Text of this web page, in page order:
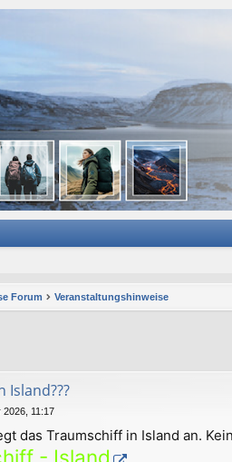
Forum Veranstaltungshinweise
Island???
2026, 11:17
das Traumschiff in Island an.